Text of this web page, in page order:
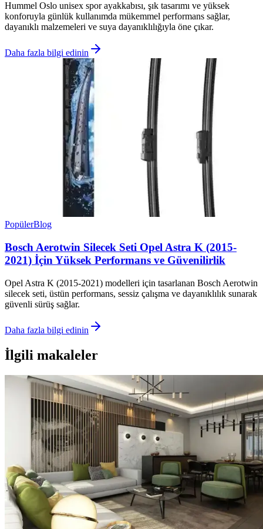
Hummel Oslo unisex spor ayakkabısı, şık tasarımı ve yüksek
konforuyla günlük kullanımda mükemmel performans sağlar,
dayanıklı malzemeleri ve suya dayanıklılığıyla öne çıkar.
Daha fazla bilgi edinin
PopülerBlog
Bosch Aerotwin Silecek Seti Opel Astra K (2015-
2021) İçin Yüksek Performans ve Güvenilirlik
Opel Astra K (2015-2021) modelleri için tasarlanan Bosch Aerotwin
silecek seti, üstün performans, sessiz çalışma ve dayanıklılık sunarak
güvenli sürüş sağlar.
Daha fazla bilgi edinin
İlgili makaleler